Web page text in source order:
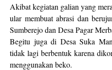
Akibat kegiatan galian yang
ular membuat abrasi dan
Sumberejo dan Desa Pagar
Begitu juga di Desa Suka
tidak lagi berbentuk karena
menggunakan beko.